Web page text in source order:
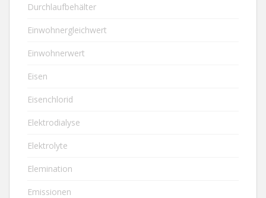
Durchlaufbehälter
Einwohnergleichwert
Einwohnerwert
Eisen
Eisenchlorid
Elektrodialyse
Elektrolyte
Elemination
Emissionen